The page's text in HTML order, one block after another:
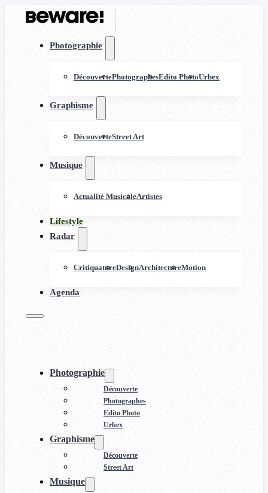
Photographie
DécouvertePhotographesEdito PhotoUrbex
Graphisme
DécouverteStreet Art
Musique
Actualité MusicaleArtistes
Lifestyle
Radar
CritiquatureDesignArchitectureMotion
Agenda
Photographie
Découverte
Photographes
Edito Photo
Urbex
Graphisme
Découverte
Street Art
Musique